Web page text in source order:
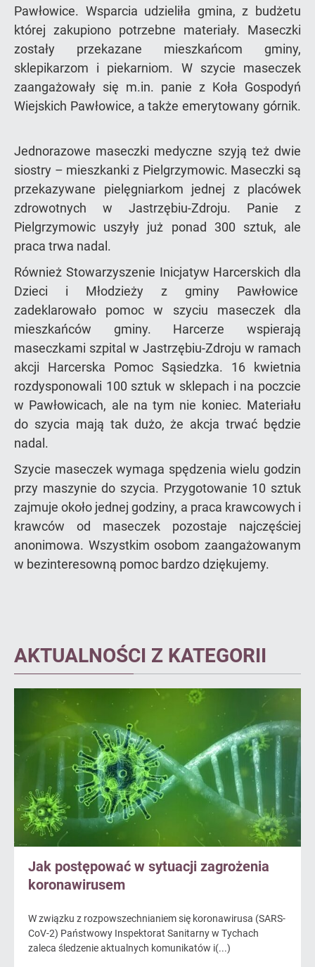
Pawłowice. Wsparcia udzieliła gmina, z budżetu
której zakupiono potrzebne materiały. Maseczki
zostały przekazane mieszkańcom gminy,
sklepikarzom i piekarniom. W szycie maseczek
zaangażowały się m.in. panie z Koła Gospodyń
Wiejskich Pawłowice, a także emerytowany górnik.
Jednorazowe maseczki medyczne szyją też dwie
siostry – mieszkanki z Pielgrzymowic. Maseczki są
przekazywane pielęgniarkom jednej z placówek
zdrowotnych w Jastrzębiu-Zdroju. Panie z
Pielgrzymowic uszyły już ponad 300 sztuk, ale
praca trwa nadal.
Również Stowarzyszenie Inicjatyw Harcerskich dla
Dzieci i Młodzieży z gminy Pawłowice
zadeklarowało pomoc w szyciu maseczek dla
mieszkańców gminy. Harcerze wspierają
maseczkami szpital w Jastrzębiu-Zdroju w ramach
akcji Harcerska Pomoc Sąsiedzka. 16 kwietnia
rozdysponowali 100 sztuk w sklepach i na poczcie
w Pawłowicach, ale na tym nie koniec. Materiału
do szycia mają tak dużo, że akcja trwać będzie
nadal.
Szycie maseczek wymaga spędzenia wielu godzin
przy maszynie do szycia. Przygotowanie 10 sztuk
zajmuje około jednej godziny, a praca krawcowych i
krawców od maseczek pozostaje najczęściej
anonimowa. Wszystkim osobom zaangażowanym
w bezinteresowną pomoc bardzo dziękujemy.
AKTUALNOŚCI Z KATEGORII
Jak postępować w sytuacji zagrożenia
koronawirusem
W związku z rozpowszechnianiem się koronawirusa (SARS-
CoV-2) Państwowy Inspektorat Sanitarny w Tychach
zaleca śledzenie aktualnych komunikatów i(...)